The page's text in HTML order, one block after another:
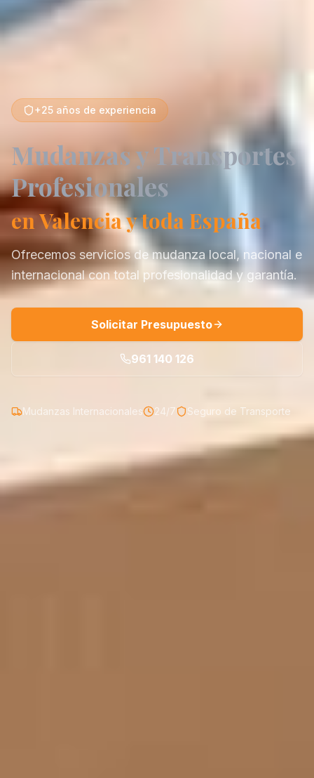
+25 años de experiencia
Mudanzas y Transportes
Profesionales
en Valencia y toda España
Ofrecemos servicios de mudanza local, nacional e
internacional con total profesionalidad y garantía.
Solicitar Presupuesto
961 140 126
Mudanzas Internacionales 24/7 Seguro de Transporte